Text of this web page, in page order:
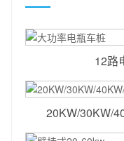
12路
20KW/30KW/